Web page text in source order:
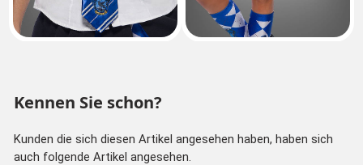
Kennen Sie schon?
Kunden die sich diesen Artikel angesehen haben, haben sich
auch folgende Artikel angesehen.